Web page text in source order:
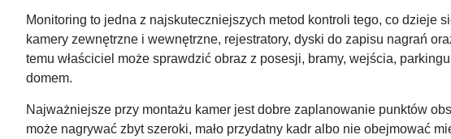
Monitoring to jedna z najskuteczniejszych metod kontroli tego, co dzieje
kamery zewnętrzne i wewnętrzne, rejestratory, dyski do zapisu nagrań
temu właściciel może sprawdzić obraz z posesji, bramy, wejścia,
domem.
Najważniejsze przy montażu kamer jest dobre zaplanowanie punktów
może nagrywać zbyt szeroki, mało przydatny kadr albo nie obejmować